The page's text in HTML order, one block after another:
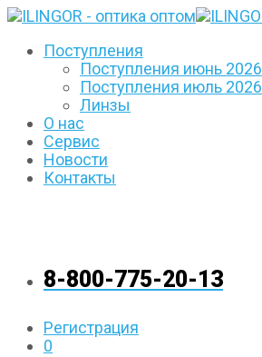
Поступления
Поступления июнь 2026
Поступления июль 2026
Линзы
О нас
Сервис
Новости
Контакты
8-800-775-20-13
Регистрация
0